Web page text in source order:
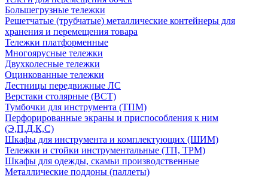
Большегрузные тележки
Решетчатые (трубчатые) металлические контейнеры для
хранения и перемещения товара
Тележки платформенные
Многоярусные тележки
Двухколесные тележки
Оцинкованные тележки
Лестницы передвижные ЛС
Верстаки столярные (ВСТ)
Тумбочки для инструмента (ТПМ)
Перфорированные экраны и приспособления к ним
(Э,П,Д,К,С)
Шкафы для инструмента и комплектующих (ШИМ)
Тележки и стойки инструментальные (ТП, ТРМ)
Шкафы для одежды, скамьи производственные
Металлические поддоны (паллеты)